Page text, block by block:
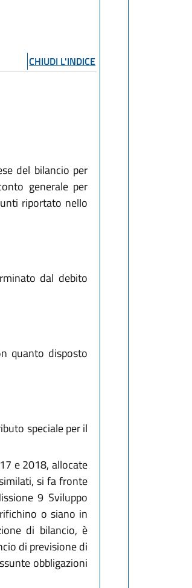
CHIUDI L'INDICE
del bilancio per
generale per
riportato nello
dal debito
quanto disposto
speciale per il
e 2018, allocate
si fa fronte
9 Sviluppo
o siano in
di bilancio, è
di previsione di
obbligazioni